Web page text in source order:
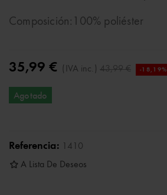
Composición:100% poliéster
35,99 € (IVA inc.) 43,99 € -18,19%
Agotado
Referencia: 1410
A Lista De Deseos